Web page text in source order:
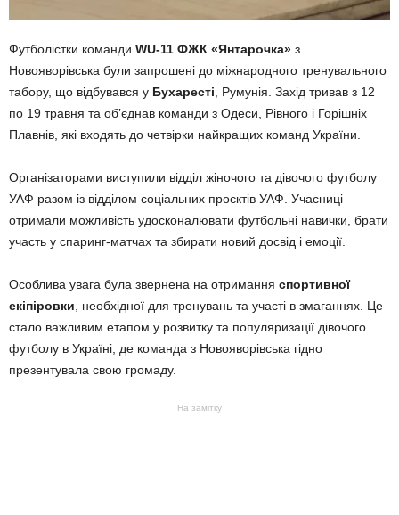
Футболістки команди WU-11 ФЖК «Янтарочка» з
Новояворівська були запрошені до міжнародного тренувального
табору, що відбувався у Бухаресті , Румунія. Захід тривав з 12
по 19 травня та об’єднав команди з Одеси, Рівного і Горішніх
Плавнів, які входять до четвірки найкращих команд України.
Організаторами виступили відділ жіночого та дівочого футболу
УАФ разом із відділом соціальних проєктів УАФ. Учасниці
отримали можливість удосконалювати футбольні навички, брати
участь у спаринг-матчах та збирати новий досвід і емоції.
Особлива увага була звернена на отримання спортивної
екіпіровки , необхідної для тренувань та участі в змаганнях. Це
стало важливим етапом у розвитку та популяризації дівочого
футболу в Україні, де команда з Новояворівська гідно
презентувала свою громаду.
На замітку